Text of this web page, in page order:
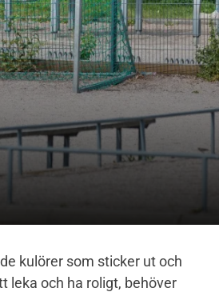
kulörer som sticker ut och
leka och ha roligt, behöver